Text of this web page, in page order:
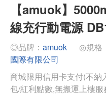
【amuok】
線充行動電源
◎品牌： amuok ◎規格
國際有限公司
商城限用信用卡支付(不
包/紅利點數,無搬運上樓